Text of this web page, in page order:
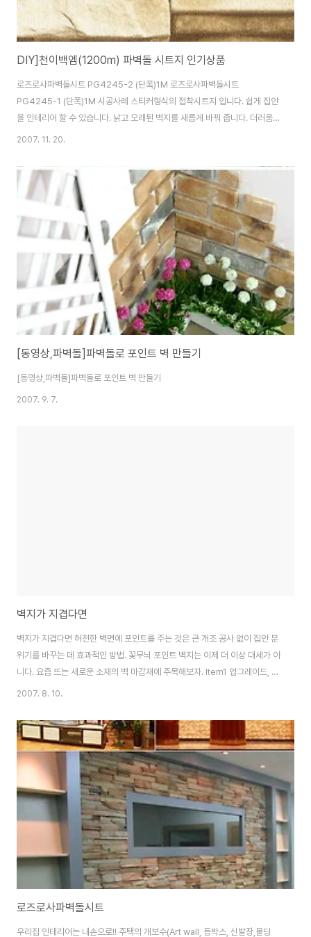
DIY]천이백엠(1200m) 파벽돌 시트지 인기상품
로즈로사파벽돌시트 PG4245-2 (단폭)1M 로즈로사파벽돌시트
PG4245-1 (단폭)1M 시공사례 스티커형식의 접착시트지 입니다. 쉽게 집안
을 인테리어 할 수 있습니다. 낡고 오래된 벽지를 새롭게 바꿔 줍니다. 더러움이
타도 물로 쉽게 닦아 낼수있어 청결하게 유지할수 있습니다. 변질되지 않고 오
수 있는 제품입니다 ▣ 재 질 : PVC비닐소재 ▣ 브랜드 : 로즈로사
(Roserosa) ▣ 사이즈 : 60cm x 1M (가로x세로) 로즈로사파벽돌시트
PG4246-1 (단폭)1M 스티커형식의 접착시트지 입니다. ▣ 재 질 : PVC비닐
소재 ▣ 브랜드 : 로즈로사(Roserosa) ▣ 사이즈 : 60cm x 1M (가로x세로)
시공사례..
2007. 11. 20.
[동영상,파벽돌]파벽돌로 포인트 벽 만들기
[동영상,파벽돌]파벽돌로 포인트 벽 만들기
2007. 9. 7.
벽지가 지겹다면
벽지가 지겹다면 허전한 벽면에 포인트를 주는 것은 큰 개조 공사 없이 집안 분
위기를 바꾸는 데 효과적인 방법. 꽃무늬 포인트 벽지는 이제 더 이상 대세가 아
니다. 요즘 뜨는 새로운 소재의 벽 마감재에 주목해보자. Item1 업그레이드, 인
테리어 필름지 what's new 흔히 벽지 대용으로 사용하는 인테리어 필름지는
재. 인테리어 필름지는 특수 가공해 다양한 무늬와 컬러를 입힌 것으로 얇은 시
트지보다 재질이 두껍고 튼튼한 것이 장점이다. 가격은 롤당 7000~2만원선.
‘필름지’ 하면 싱크대나 방 문짝에 허접하게 붙인 모습을 떠올리기 쉬운데, 최근
출시되는 신제품들에 눈을 돌려보자. 나무, 돌, 라탄, 메탈, 시멘트, 가죽 등 입
체 ..
2007. 8. 10.
로즈로사파벽돌시트
우리집 인테리어는 내손으로!! 주택의 개보수(Art wall, 등박스, 신발장,몰딩